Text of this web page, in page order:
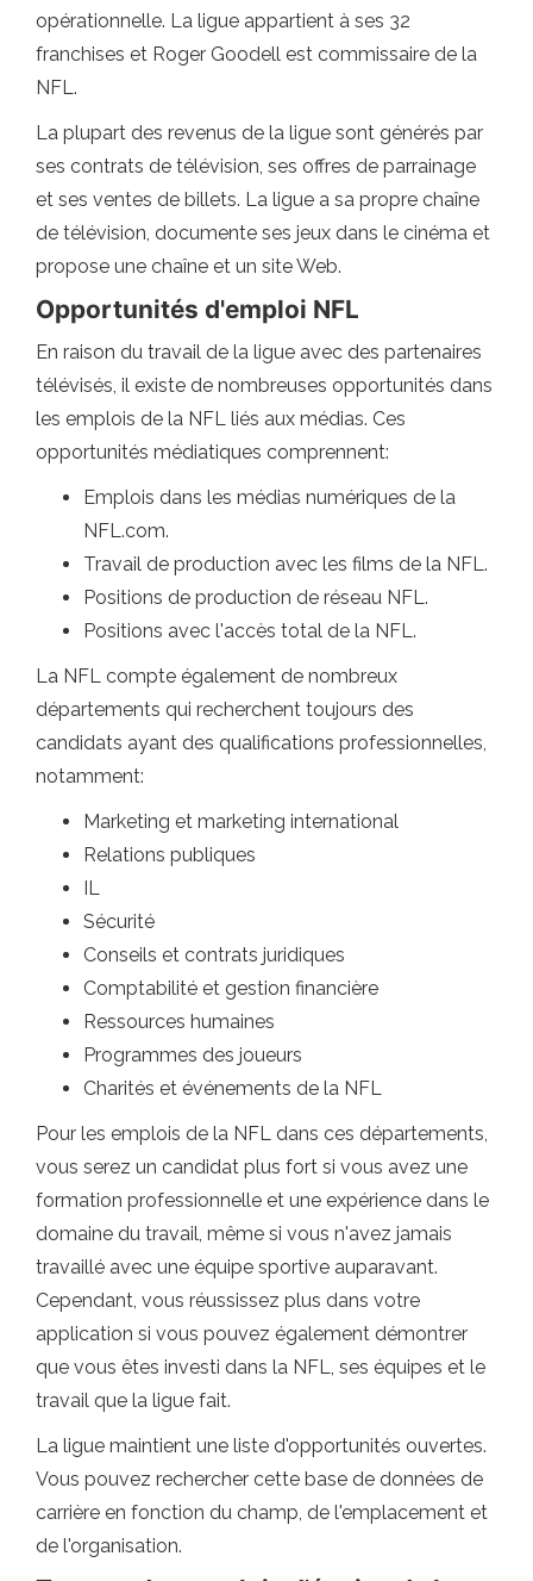
opérationnelle. La ligue appartient à ses 32
franchises et Roger Goodell est commissaire de la
NFL.
La plupart des revenus de la ligue sont générés par
ses contrats de télévision, ses offres de parrainage
et ses ventes de billets. La ligue a sa propre chaîne
de télévision, documente ses jeux dans le cinéma et
propose une chaîne et un site Web.
Opportunités d'emploi NFL
En raison du travail de la ligue avec des partenaires
télévisés, il existe de nombreuses opportunités dans
les emplois de la NFL liés aux médias. Ces
opportunités médiatiques comprennent:
Emplois dans les médias numériques de la
NFL.com.
Travail de production avec les films de la NFL.
Positions de production de réseau NFL.
Positions avec l'accès total de la NFL.
La NFL compte également de nombreux
départements qui recherchent toujours des
candidats ayant des qualifications professionnelles,
notamment:
Marketing et marketing international
Relations publiques
IL
Sécurité
Conseils et contrats juridiques
Comptabilité et gestion financière
Ressources humaines
Programmes des joueurs
Charités et événements de la NFL
Pour les emplois de la NFL dans ces départements,
vous serez un candidat plus fort si vous avez une
formation professionnelle et une expérience dans le
domaine du travail, même si vous n'avez jamais
travaillé avec une équipe sportive auparavant.
Cependant, vous réussissez plus dans votre
application si vous pouvez également démontrer
que vous êtes investi dans la NFL, ses équipes et le
travail que la ligue fait.
La ligue maintient une liste d'opportunités ouvertes.
Vous pouvez rechercher cette base de données de
carrière en fonction du champ, de l'emplacement et
de l'organisation.